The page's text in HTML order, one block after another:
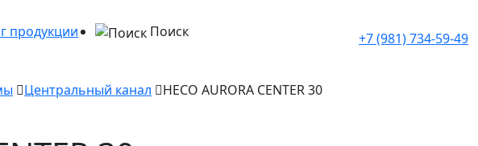
продукции Поиск +7 (981) 734-59-49
Центральный канал HECO AURORA CENTER 30